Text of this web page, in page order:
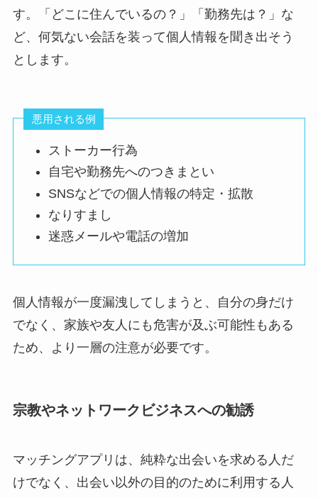
す。「どこに住んでいるの？」「勤務先は？」な
ど、何気ない会話を装って個人情報を聞き出そう
とします。
悪用される例
ストーカー行為
自宅や勤務先へのつきまとい
SNSなどでの個人情報の特定・拡散
なりすまし
迷惑メールや電話の増加
個人情報が一度漏洩してしまうと、自分の身だけ
でなく、家族や友人にも危害が及ぶ可能性もある
ため、より一層の注意が必要です。
宗教やネットワークビジネスへの勧誘
マッチングアプリは、純粋な出会いを求める人だ
けでなく、出会い以外の目的のために利用する人